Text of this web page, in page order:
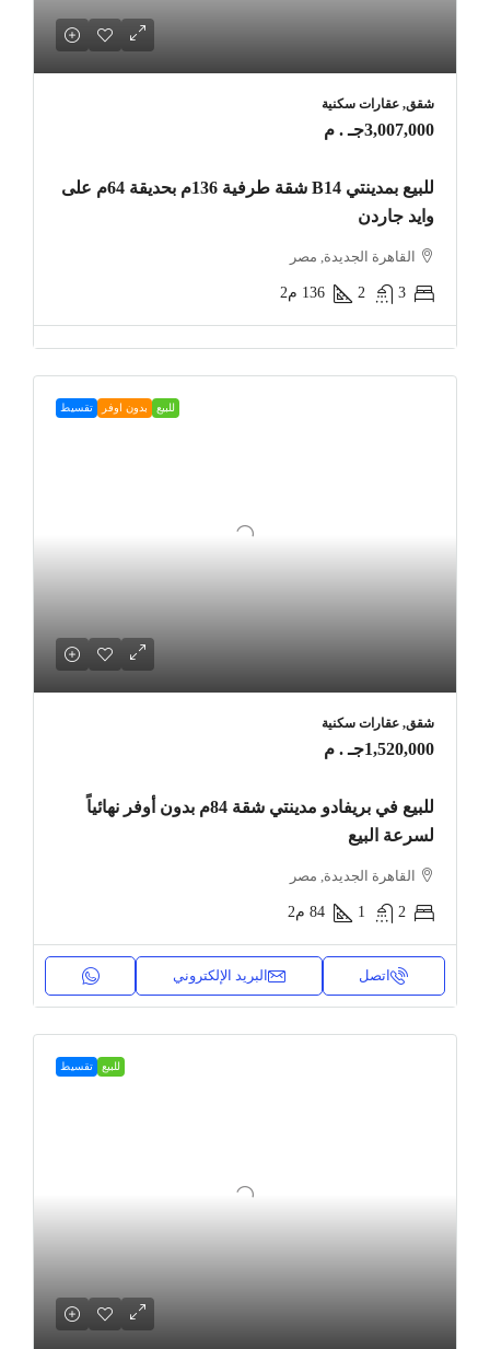
شقق, عقارات سكنية
3,007,000جـ . م
للبيع بمدينتي B14 شقة طرفية 136م بحديقة 64م على
وايد جاردن
القاهرة الجديدة, مصر
3
2
136 م2
للبيع بدون اوفر تقسيط
شقق, عقارات سكنية
1,520,000جـ . م
للبيع في بريفادو مدينتي شقة 84م بدون أوفر نهائياً
لسرعة البيع
القاهرة الجديدة, مصر
2
1
84 م2
اتصل البريد الإلكتروني
للبيع تقسيط